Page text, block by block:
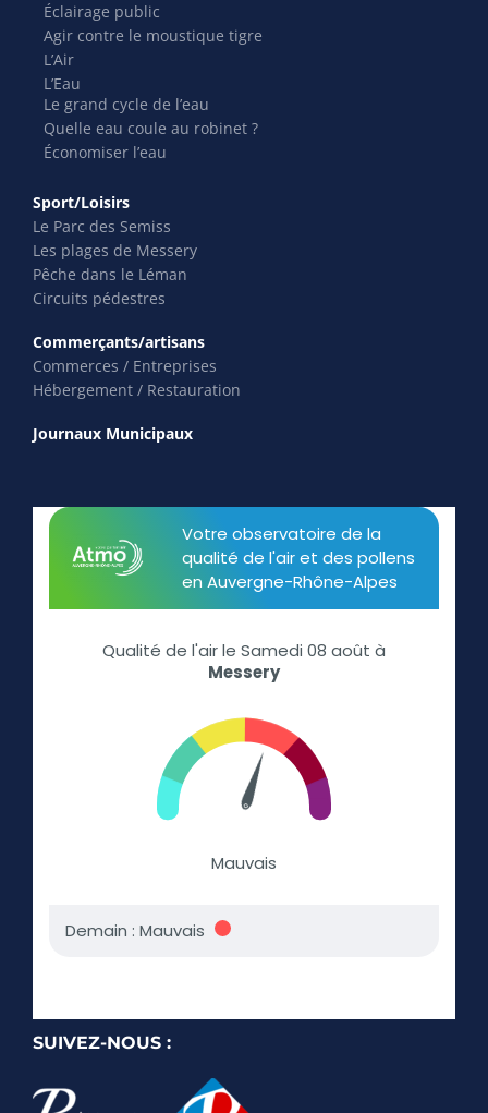
Éclairage public
Agir contre le moustique tigre
L’Air
L’Eau
Le grand cycle de l’eau
Quelle eau coule au robinet ?
Économiser l’eau
Sport/Loisirs
Le Parc des Semiss
Les plages de Messery
Pêche dans le Léman
Circuits pédestres
Commerçants/artisans
Commerces / Entreprises
Hébergement / Restauration
Journaux Municipaux
SUIVEZ-NOUS :